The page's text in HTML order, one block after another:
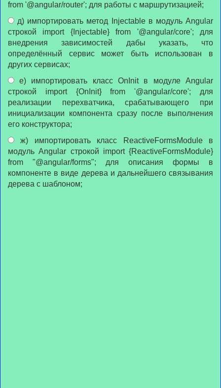
from '@angular/router'; для работы с маршрутизацией;
строкой import {Injectable} from '@angular/core'; для
внедрения зависимостей дабы указать, что
определённый сервис может быть использован в
других сервисах;
строкой import {ОnInit} from '@angular/core'; для
реализации перехватчика, срабатывающего при
инициализации компонента сразу после выполнения
его конструктора;
модуль Angular строкой import {ReactiveFormsModule}
from "@angular/forms"; для описания формы в
компоненте в виде дерева и дальнейшего связывания
дерева с шаблоном;